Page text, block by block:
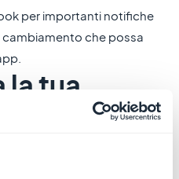
per importanti notifiche
cambiamento che possa
la tua